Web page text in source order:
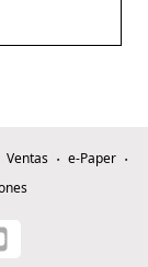
Ventas
e-Paper